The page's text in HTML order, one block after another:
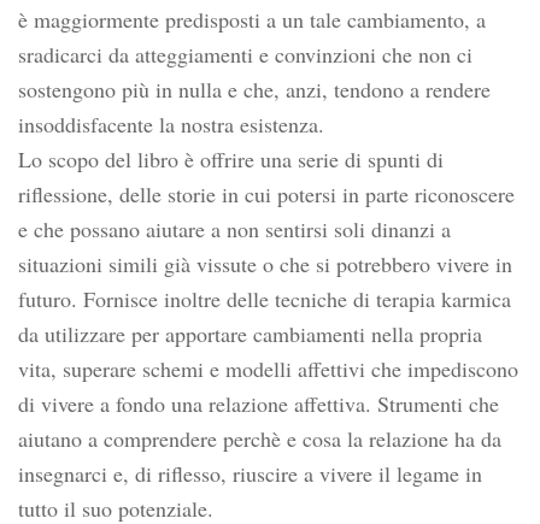
è maggiormente predisposti a un tale cambiamento, a
sradicarci da atteggiamenti e convinzioni che non ci
sostengono più in nulla e che, anzi, tendono a rendere
insoddisfacente la nostra esistenza.
Lo scopo del libro è offrire una serie di spunti di
riflessione, delle storie in cui potersi in parte riconoscere
e che possano aiutare a non sentirsi soli dinanzi a
situazioni simili già vissute o che si potrebbero vivere in
futuro. Fornisce inoltre delle tecniche di terapia karmica
da utilizzare per apportare cambiamenti nella propria
vita, superare schemi e modelli affettivi che impediscono
di vivere a fondo una relazione affettiva. Strumenti che
aiutano a comprendere perchè e cosa la relazione ha da
insegnarci e, di riflesso, riuscire a vivere il legame in
tutto il suo potenziale.